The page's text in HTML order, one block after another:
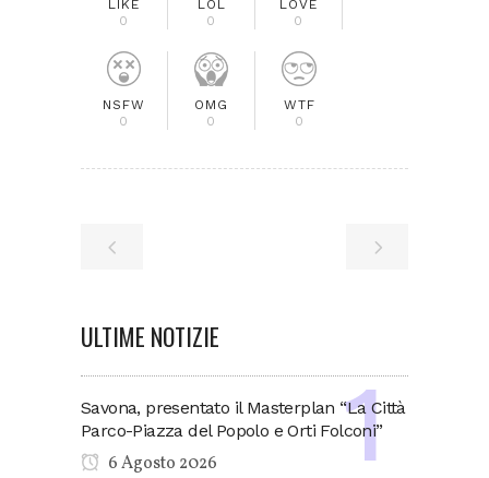
LIKE
0
LOL
0
LOVE
0
NSFW
0
OMG
0
WTF
0
ULTIME NOTIZIE
Savona, presentato il Masterplan “La Città
Parco-Piazza del Popolo e Orti Folconi”
6 Agosto 2026